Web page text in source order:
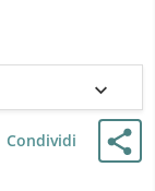
Condividi